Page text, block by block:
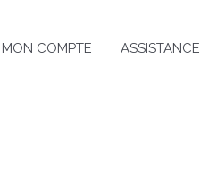
MON COMPTE ASSISTANCE